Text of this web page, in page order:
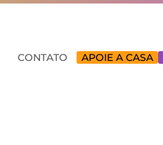
CONTATO APOIE A CASA